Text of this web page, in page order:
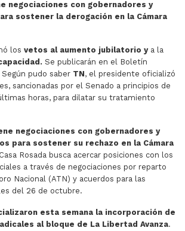
negociaciones con gobernadores y
sostener la derogación en la Cámara
los vetos al aumento jubilatorio ya la
Se publicarán en el Boletín
Según pudo saber TN, el presidente oficializó
sancionadas por el Senado a principios de
horas, para dilatar su tratamiento
negociaciones con gobernadores y
para sostener su rechazo en la Cámara
Rosada busca acercar posiciones con los
a través de negociaciones por reparto
Nacional (ATN) y acuerdos para las
del 26 de octubre.
esta semana la incorporación de
al bloque de La Libertad Avanza.